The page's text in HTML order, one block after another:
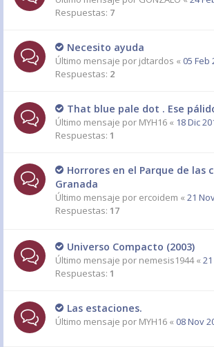
Respuestas: 7
Necesito ayuda
Último mensaje por jdtardos « 05 Feb
Respuestas: 2
That blue pale dot . Ese
Último mensaje por MYH16 « 18 Dic
Respuestas: 1
Horrores en el Parque de las
Granada
Último mensaje por ercoidem « 21
Respuestas: 17
Universo Compacto (2003)
Último mensaje por nemesis1944«
Respuestas: 1
Las estaciones.
Último mensaje por MYH16 « 08 Nov